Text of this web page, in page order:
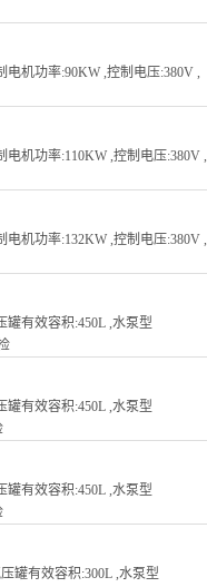
电机功率:90KW ,控制电压:380V ,
机功率:110KW ,控制电压:380V ,
机功率:132KW ,控制电压:380V ,
罐有效容积:450L ,水泵型
罐有效容积:450L ,水泵型
罐有效容积:450L ,水泵型
罐有效容积:300L ,水泵型